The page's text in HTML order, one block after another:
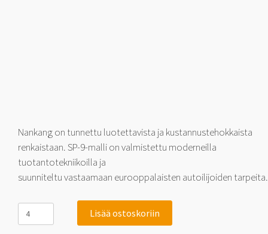
Nankang on tunnettu luotettavista ja kustannustehokkaista
renkaistaan. SP-9-malli on valmistettu moderneilla
tuotantotekniikoilla ja
suunniteltu vastaamaan eurooppalaisten autoilijoiden tarpeita.
Nankang
Cross
Sport
Lisää ostoskoriin